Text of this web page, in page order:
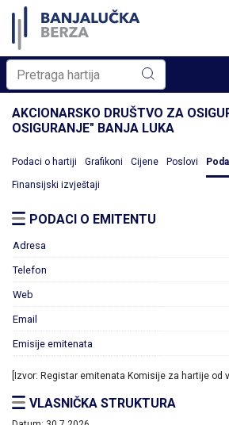
AKCIONARSKO DRUŠTVO ZA
OSIGURANJE" BANJA LUKA
Podaci o hartiji Grafikoni Cijene Poslovi
Finansijski izvještaji
PODACI O EMITENTU
Adresa
Telefon
Web
Email
Emisije emitenata
[Izvor: Registar emitenata Komisije za hartije od
VLASNIČKA STRUKTURA